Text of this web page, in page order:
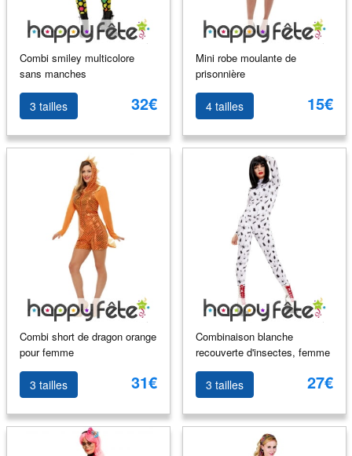
Combi smiley multicolore
sans manches
3 tailles 32€
Mini robe moulante de
prisonnière
4 tailles 15€
Combi short de dragon orange
pour femme
3 tailles 31€
Combinaison blanche
recouverte d'insectes, femme
3 tailles 27€